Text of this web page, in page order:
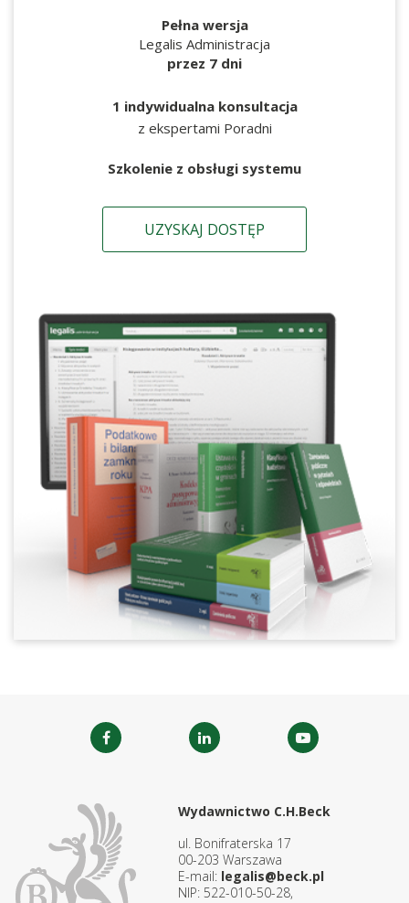
Pełna wersja
Legalis Administracja
przez 7 dni
1 indywidualna konsultacja
z ekspertami Poradni
Szkolenie z obsługi systemu
UZYSKAJ DOSTĘP
Wydawnictwo C.H.Beck
ul. Bonifraterska 17
00-203 Warszawa
E-mail: legalis@beck.pl
NIP: 522-010-50-28,